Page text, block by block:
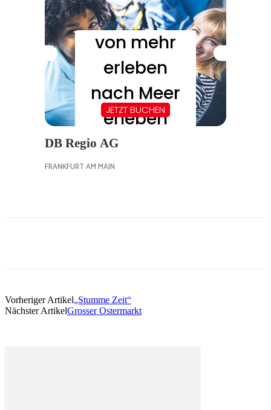
Vorheriger Artikel„Stumme Zeit“
Nächster ArtikelGrosser Ostermarkt